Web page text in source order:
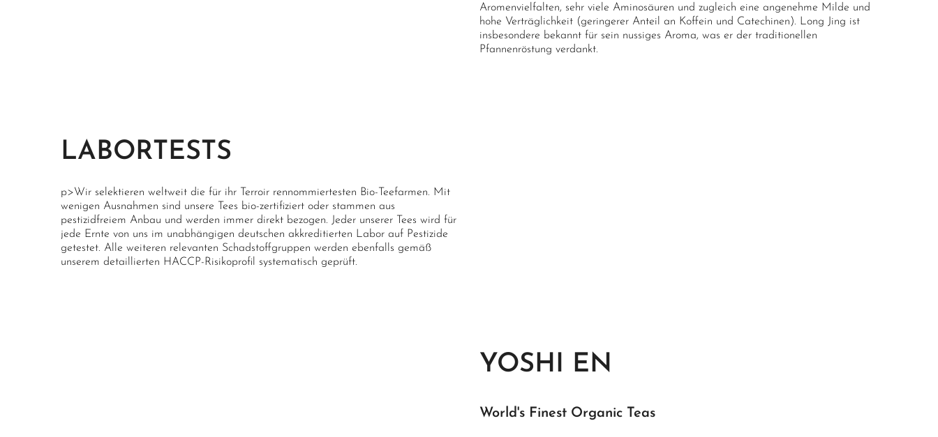
Aromenvielfalten, sehr viele Aminosäuren und zugleich eine angenehme Milde und
hohe Verträglichkeit (geringerer Anteil an Koffein und Catechinen). Long Jing ist
insbesondere bekannt für sein nussiges Aroma, was er der traditionellen
Pfannenröstung verdankt.
LABORTESTS
p>Wir selektieren weltweit die für ihr Terroir rennommiertesten Bio-Teefarmen. Mit
wenigen Ausnahmen sind unsere Tees bio-zertifiziert oder stammen aus
pestizidfreiem Anbau und werden immer direkt bezogen. Jeder unserer Tees wird für
jede Ernte von uns im unabhängigen deutschen akkreditierten Labor auf Pestizide
getestet. Alle weiteren relevanten Schadstoffgruppen werden ebenfalls gemäß
unserem detaillierten HACCP-Risikoprofil systematisch geprüft.
YOSHI EN
World's Finest Organic Teas